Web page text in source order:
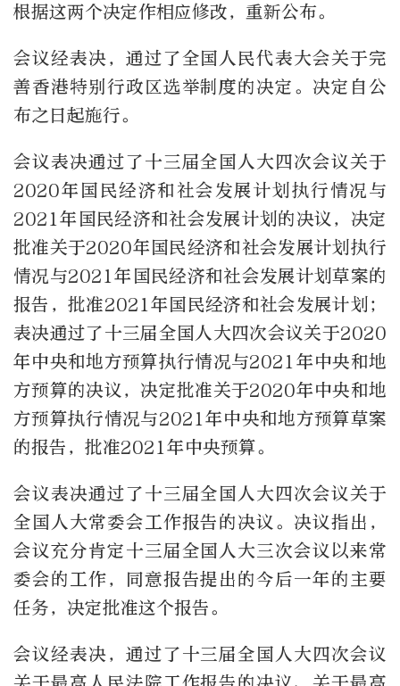
根据这两个决定作相应修改，重新公布。
会议经表决，通过了全国人民代表大会关于完
善香港特别行政区选举制度的决定。决定自公
布之日起施行。
会议表决通过了十三届全国人大四次会议关于
2020年国民经济和社会发展计划执行情况与
2021年国民经济和社会发展计划的决议，决定
批准关于2020年国民经济和社会发展计划执行
情况与2021年国民经济和社会发展计划草案的
报告，批准2021年国民经济和社会发展计划；
表决通过了十三届全国人大四次会议关于2020
年中央和地方预算执行情况与2021年中央和地
方预算的决议，决定批准关于2020年中央和地
方预算执行情况与2021年中央和地方预算草案
的报告，批准2021年中央预算。
会议表决通过了十三届全国人大四次会议关于
全国人大常委会工作报告的决议。决议指出，
会议充分肯定十三届全国人大三次会议以来常
委会的工作，同意报告提出的今后一年的主要
任务，决定批准这个报告。
会议经表决，通过了十三届全国人大四次会议